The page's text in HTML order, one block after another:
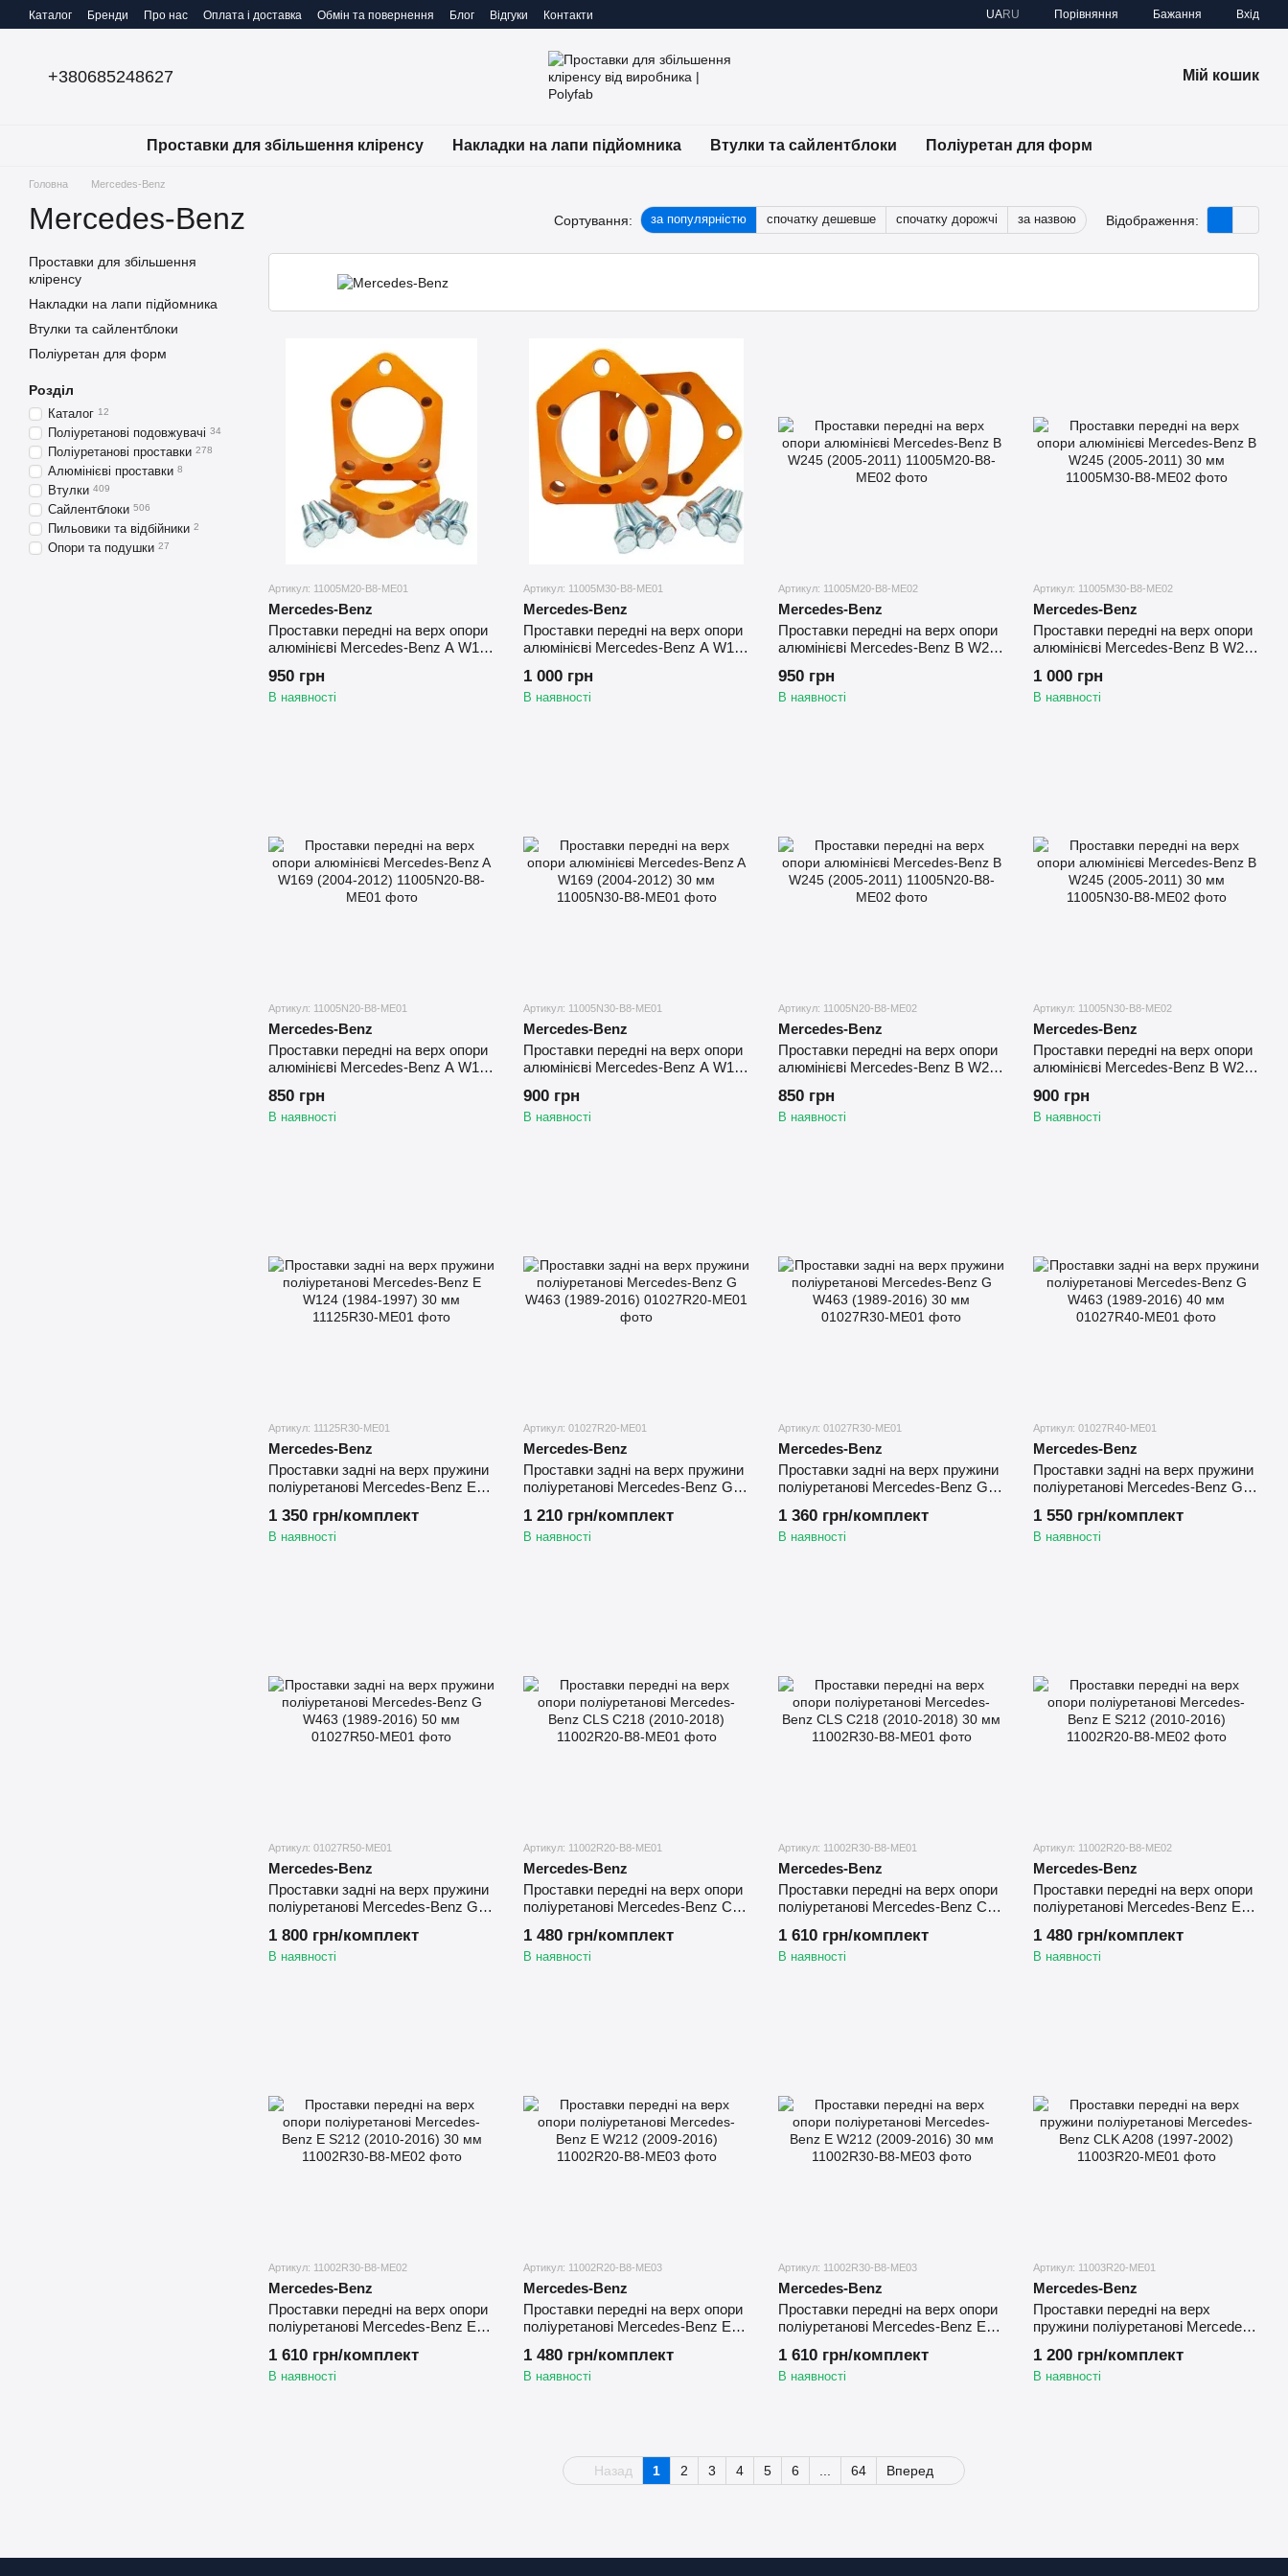
Перейти до основного контенту
Каталог Бренди Про нас Оплата і доставка Обмін та повернення Блог Відгуки Контакти UARU Порівняння Бажання Вхід
+380685248627 Мій кошик
Проставки для збільшення кліренсу Накладки на лапи підйомника Втулки та сайлентблоки Поліуретан для форм
Головна Mercedes-Benz
Mercedes-Benz Сортування: за популярністю спочатку дешевше спочатку дорожчі за назвою Відображення:
Артикул: 11005M20-B8-ME01
Mercedes-Benz
Проставки передні на верх опори
алюмінієві Mercedes-Benz A W169
950 грн
В наявності
Артикул: 11005M30-B8-ME01
Mercedes-Benz
Проставки передні на верх опори
алюмінієві Mercedes-Benz A W169
1 000 грн
В наявності
Артикул: 11005M20-B8-ME02
Mercedes-Benz
Проставки передні на верх опори
алюмінієві Mercedes-Benz B W245
950 грн
В наявності
Артикул: 11005M30-B8-ME02
Mercedes-Benz
Проставки передні на верх опори
алюмінієві Mercedes-Benz B W245
1 000 грн
В наявності
Артикул: 11005N20-B8-ME01
Mercedes-Benz
Проставки передні на верх опори
алюмінієві Mercedes-Benz A W169
850 грн
В наявності
Артикул: 11005N30-B8-ME01
Mercedes-Benz
Проставки передні на верх опори
алюмінієві Mercedes-Benz A W169
900 грн
В наявності
Артикул: 11005N20-B8-ME02
Mercedes-Benz
Проставки передні на верх опори
алюмінієві Mercedes-Benz B W245
850 грн
В наявності
Артикул: 11005N30-B8-ME02
Mercedes-Benz
Проставки передні на верх опори
алюмінієві Mercedes-Benz B W245
900 грн
В наявності
Артикул: 11125R30-ME01
Mercedes-Benz
Проставки задні на верх пружини
поліуретанові Mercedes-Benz E
1 350 грн/комплект
В наявності
Артикул: 01027R20-ME01
Mercedes-Benz
Проставки задні на верх пружини
поліуретанові Mercedes-Benz G
1 210 грн/комплект
В наявності
Артикул: 01027R30-ME01
Mercedes-Benz
Проставки задні на верх пружини
поліуретанові Mercedes-Benz G
1 360 грн/комплект
В наявності
Артикул: 01027R40-ME01
Mercedes-Benz
Проставки задні на верх пружини
поліуретанові Mercedes-Benz G
1 550 грн/комплект
В наявності
Артикул: 01027R50-ME01
Mercedes-Benz
Проставки задні на верх пружини
поліуретанові Mercedes-Benz G
1 800 грн/комплект
В наявності
Артикул: 11002R20-B8-ME01
Mercedes-Benz
Проставки передні на верх опори
поліуретанові Mercedes-Benz CLS
1 480 грн/комплект
В наявності
Артикул: 11002R30-B8-ME01
Mercedes-Benz
Проставки передні на верх опори
поліуретанові Mercedes-Benz CLS
1 610 грн/комплект
В наявності
Артикул: 11002R20-B8-ME02
Mercedes-Benz
Проставки передні на верх опори
поліуретанові Mercedes-Benz E
1 480 грн/комплект
В наявності
Артикул: 11002R30-B8-ME02
Mercedes-Benz
Проставки передні на верх опори
поліуретанові Mercedes-Benz E
1 610 грн/комплект
В наявності
Артикул: 11002R20-B8-ME03
Mercedes-Benz
Проставки передні на верх опори
поліуретанові Mercedes-Benz E
1 480 грн/комплект
В наявності
Артикул: 11002R30-B8-ME03
Mercedes-Benz
Проставки передні на верх опори
поліуретанові Mercedes-Benz E
1 610 грн/комплект
В наявності
Артикул: 11003R20-ME01
Mercedes-Benz
Проставки передні на верх
пружини поліуретанові Mercedes-
1 200 грн/комплект
В наявності
Назад 1 2 3 4 5 6 ... 64 Вперед
Проставки для збільшення
кліренсу
Накладки на лапи підйомника
Втулки та сайлентблоки
Поліуретан для форм
Розділ
Каталог 12
Поліуретанові подовжувачі 34
Поліуретанові проставки 278
Алюмінієві проставки 8
Втулки 409
Сайлентблоки 506
Пильовики та відбійники 2
Опори та подушки 27